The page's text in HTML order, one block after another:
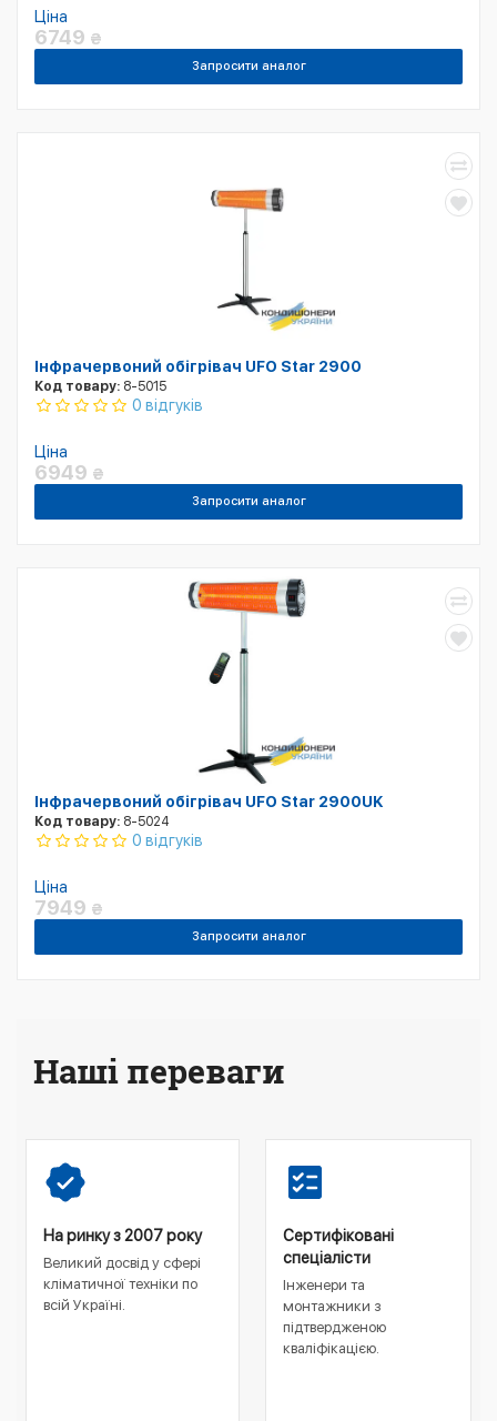
Ціна
6749 ₴
Запросити аналог
Інфрачервоний обігрівач UFO Star 2900
Код товару: 8-5015
0 відгуків
Ціна
6949 ₴
Запросити аналог
Інфрачервоний обігрівач UFO Star 2900UK
Код товару: 8-5024
0 відгуків
Ціна
7949 ₴
Запросити аналог
Наші переваги
На ринку з 2007 року
Великий досвід у сфері
кліматичної техніки по
всій Україні.
Сертифіковані
спеціалісти
Інженери та
монтажники з
підтвердженою
кваліфікацією.